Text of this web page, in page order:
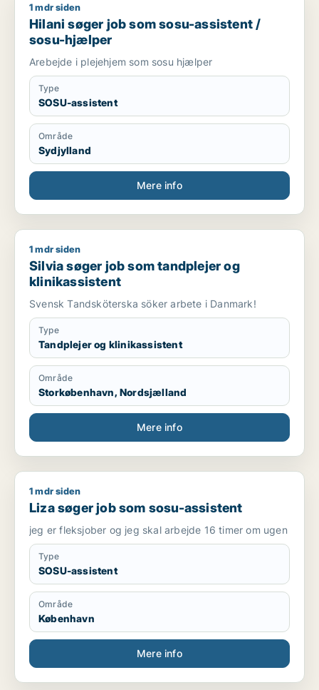
Hilani søger job som sosu-assistent / sosu-hjælper
1 mdr siden
Hilani søger job som sosu-assistent /
sosu-hjælper
Arebejde i plejehjem som sosu hjælper
Type
SOSU-assistent
Område
Sydjylland
Mere info
Silvia søger job som tandplejer og klinikassistent
1 mdr siden
Silvia søger job som tandplejer og
klinikassistent
Svensk Tandsköterska söker arbete i Danmark!
Type
Tandplejer og klinikassistent
Område
Storkøbenhavn, Nordsjælland
Mere info
Liza søger job som sosu-assistent
1 mdr siden
Liza søger job som sosu-assistent
jeg er fleksjober og jeg skal arbejde 16 timer om ugen
Type
SOSU-assistent
Område
København
Mere info